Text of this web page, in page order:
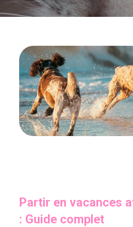
Partir en vacances
: Guide complet